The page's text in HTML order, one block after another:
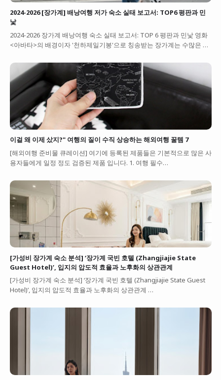
2024-2026 [장가계] 배낭여행 저가 숙소 실태 보고서: TOP6 평판과 민
낯
2024-2026 장가계 배낭여행 숙소 실태 보고서: TOP 6 평판과 민낯 영화
<아바타>의 배경이자 '천하제일기봉'으로 칭송받는 장가계는 수많은 …
이걸 왜 이제 샀지?" 여행의 질이 수직 상승하는 해외여행 꿀템 7
[해외여행 준비물 큐레이션] 여기에 등록된 제품들은 기본적으로 많은 사
용자들에게 일정 정도 검증된 제품 입니다. 1. 여행 필수…
[가성비 장가계 숙소 분석] ‘장가계 국빈 호텔 (Zhangjiajie State
Guest Hotel)’, 입지의 압도적 효율과 노후화의 상관관계
[가성비 장가계 숙소 분석] ‘장가계 국빈 호텔 (Zhangjiajie State Guest
Hotel)’, 입지의 압도적 효율과 노후화의 상관관계 …